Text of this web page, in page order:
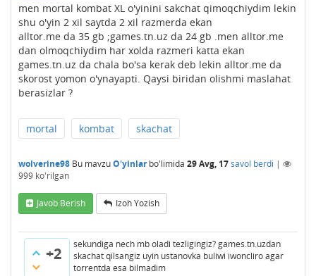
men mortal kombat XL o'yinini sakchat qimoqchiydim lekin
shu o'yin 2 xil saytda 2 xil razmerda ekan
alltor.me da 35 gb ;games.tn.uz da 24 gb .men alltor.me
dan olmoqchiydim har xolda razmeri katta ekan
games.tn.uz da chala bo'sa kerak deb lekin alltor.me da
skorost yomon o'ynayapti. Qaysi biridan olishmi maslahat
berasizlar ?
mortal kombat skachat
wolverine98 Bu mavzuO'yinlarbo'limida 29 Avg, 17savol berdi |
999 ko'rilgan
Javob Berish Izoh Yozish
+2
sekundiga nech mb oladi tezligingiz? games.tn.uzdan
skachat qilsangiz uyin ustanovka buliwi iwoncliro agar
torrentda esa bilmadim